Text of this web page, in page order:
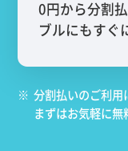
0円から分割
ブルにもすぐ
※ 分割払いのご利用
まずはお気軽に無